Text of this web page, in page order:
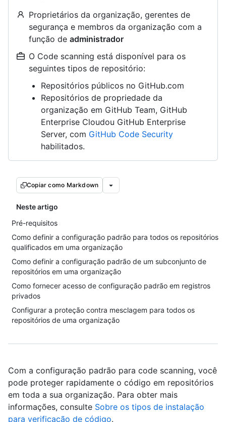
Proprietários da organização, gerentes de
segurança e membros da organização com a
função de administrador
O Code scanning está disponível para os
seguintes tipos de repositório:
Repositórios públicos no GitHub.com
Repositórios de propriedade da
organização em GitHub Team, GitHub
Enterprise Cloudou GitHub Enterprise
Server, com GitHub Code Security
habilitados.
Copiar como Markdown
Neste artigo
Pré-requisitos
Como definir a configuração padrão para todos os repositórios
qualificados em uma organização
Como definir a configuração padrão de um subconjunto de
repositórios em uma organização
Como fornecer acesso de configuração padrão em registros
privados
Configurar a proteção contra mesclagem para todos os
repositórios de uma organização
Com a configuração padrão para code scanning, você
pode proteger rapidamente o código em repositórios
em toda a sua organização. Para obter mais
informações, consulte Sobre os tipos de instalação
para verificação de código.